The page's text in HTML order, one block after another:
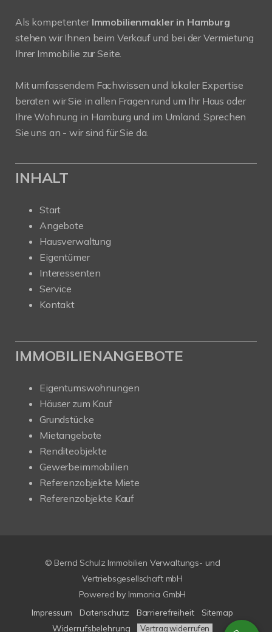
Als kompetenter Immobilienmakler in Hamburg
stehen wir Ihnen beim Verkauf und bei der Vermietung
Ihrer Immobilie zur Seite.
Mit umfassendem Fachwissen und lokaler Expertise
beraten wir Sie in allen Fragen rund um Ihr Haus oder
Ihre Wohnung in Hamburg und im Umland. Sprechen
Sie uns an - wir sind für Sie da.
INHALT
Start
Angebote
Hausverwaltung
Eigentümer
Interessenten
Service
Kontakt
IMMOBILIENANGEBOTE
Eigentumswohnungen
Häuser zum Kauf
Grundstücke
Mietangebote
Renditeobjekte
Gewerbeimmobilien
Referenzobjekte Miete
Referenzobjekte Kauf
© Bernd Schulz Immobilien Verwaltungs- und
Vertriebsgesellschaft mbH
Powered by Immonia GmbH
Impressum
Datenschutz Barrierefreiheit
Sitemap
Widerrufsbelehrung
Vertrag widerrufen